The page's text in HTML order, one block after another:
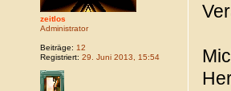
zeitlos
Administrator
Beiträge: 12
Registriert: 29. Juni 2013, 15:54